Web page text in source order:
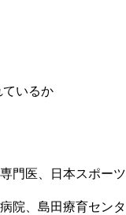
ているか
門医、日本スポーツ
院、島田療育センタ